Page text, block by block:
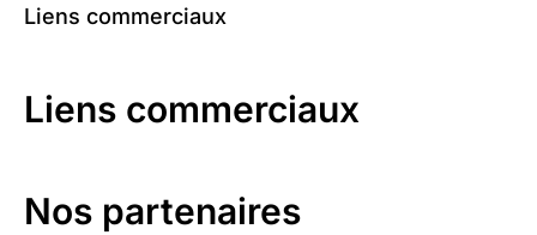
Liens commerciaux
Liens commerciaux
Nos partenaires